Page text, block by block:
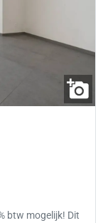
btw mogelijk! Dit